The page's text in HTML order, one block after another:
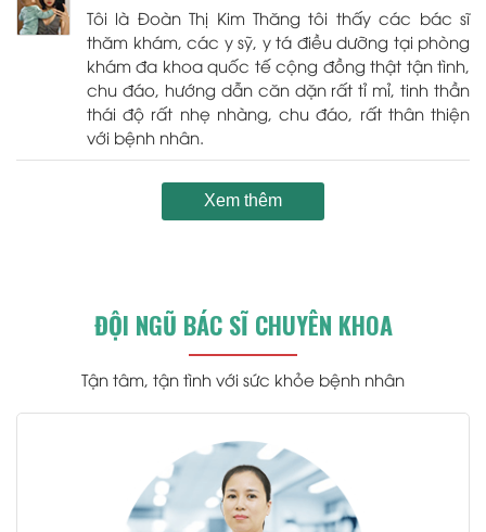
Tôi là Đoàn Thị Kim Thăng tôi thấy các bác sĩ
thăm khám, các y sỹ, y tá điều dưỡng tại phòng
khám đa khoa quốc tế cộng đồng thật tận tình,
chu đáo, hướng dẫn căn dặn rất tỉ mỉ, tinh thần
thái độ rất nhẹ nhàng, chu đáo, rất thân thiện
với bệnh nhân.
Xem thêm
ĐỘI NGŨ BÁC SĨ CHUYÊN KHOA
Tận tâm, tận tình với sức khỏe bệnh nhân